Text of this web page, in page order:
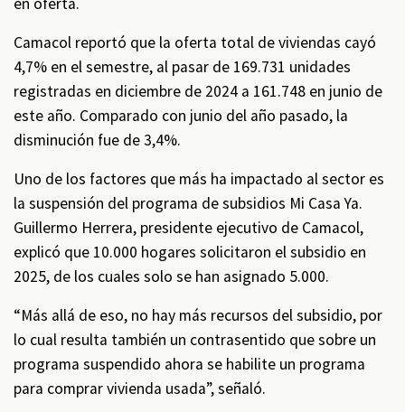
Camacol reportó que la oferta total de viviendas cayó
4,7% en el semestre, al pasar de 169.731 unidades
registradas en diciembre de 2024 a 161.748 en junio de
este año. Comparado con junio del año pasado, la
disminución fue de 3,4%.
Uno de los factores que más ha impactado al sector es
la suspensión del programa de subsidios Mi Casa Ya.
Guillermo Herrera, presidente ejecutivo de Camacol,
explicó que 10.000 hogares solicitaron el subsidio en
2025, de los cuales solo se han asignado 5.000.
“Más allá de eso, no hay más recursos del subsidio, por
lo cual resulta también un contrasentido que sobre un
programa suspendido ahora se habilite un programa
para comprar vivienda usada”, señaló.